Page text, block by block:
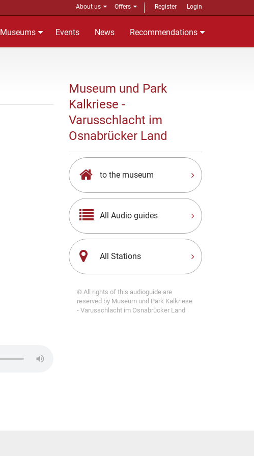
About us Offers Register Login
Museums Events News Recommendations
Museum und Park
Kalkriese -
Varusschlacht im
Osnabrücker Land
to the museum
All Audio guides
All Stations
© All rights of this audioguide are
reserved by Museum und Park Kalkriese
- Varusschlacht im Osnabrücker Land